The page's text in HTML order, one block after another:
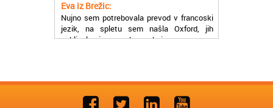
jezik, na spletu sem našla Oxford, jih
poklicala in v roku nekaj ur sem po
elektronski pošti prejela prevod. Resnično
so izjemni!
samo pohvalne besede!